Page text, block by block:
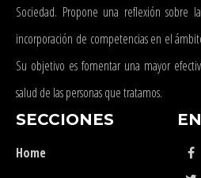
Sociedad. Propone una reflexión sobre
incorporación de competencias en el
Su objetivo es fomentar una mayor
salud de las personas que tratamos.
SECCIONES
Home